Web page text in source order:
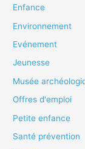
Enfance
Environnement
Evénement
Jeunesse
Musée
Offres d'emploi
Petite enfance
Santé prévention